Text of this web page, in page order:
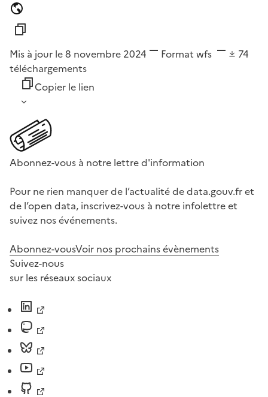
Mis à jour le 8 novembre 2024 Format wfs
74
téléchargements
Copier le lien
Abonnez-vous à notre lettre d'information
Pour ne rien manquer de l’actualité de data.gouv.fr et
de l’open data, inscrivez-vous à notre infolettre et
suivez nos événements.
Abonnez-vousVoir nos prochains évènements
Suivez-nous
sur les réseaux sociaux